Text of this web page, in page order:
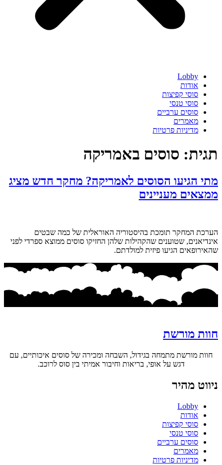
Lobby
אודות
סוסי קפיצות
סוסי טנסי
סוסים ערביים
מאמרים
מדיניות פרטיות
תגית: סוסים באמריקה
מתי הגיעו הסוסים לאמריקה? מחקר חדש מציג
ממצאים מעניינים
הערכת המחקר תומכת בהיסטוריה האוראלית של כמה שבטים
אינדיאנים, שטוענים שהקהילות שלהן החזיקו סוסים ממוצא ספרדי לפני
שהאירופאים הגיעו פיזית למולדתם.
חוות מורשת
חוות מורשת מתמחה בגידול, השבחה ומכירה של סוסים איכותיים, עם
דגש על אופי, בריאות וחיבור אמיתי בין סוס לרוכב.
ניווט מהיר
Lobby
אודות
סוסי קפיצות
סוסי טנסי
סוסים ערביים
מאמרים
מדיניות פרטיות